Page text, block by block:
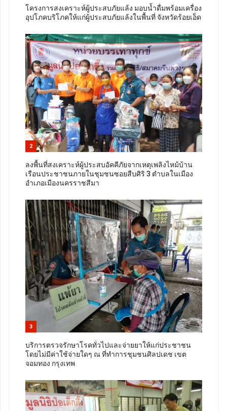
โครงการสงเคราะห์ผู้ประสบภัยแล้ง มอบน้ำดื่มพร้อมเครื่อง
อุปโภคบริโภคให้แก่ผู้ประสบภัยแล้งในพื้นที่ จังหวัดร้อยเอ็ด
2
ลงพื้นที่สงเคราะห์ผู้ประสบอัคคีภัยจากเหตุเพลิงไหม้บ้าน
เรือนประชาชนภายในชุมชนซอยสืบศิริ 3 ตำบลในเมือง
อำเภอเมืองนครราชสีมา
3
บริการตรวจรักษาโรคทั่วไปและจ่ายยาให้แก่ประชาชน
โดยไม่มีค่าใช้จ่ายใดๆ ณ ที่ทำการชุมชนศิลปเดช เขต
จอมทอง กรุงเทพ